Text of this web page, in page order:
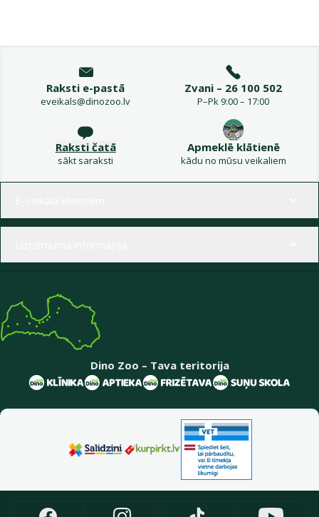
Raksti e-pastā
eveikals@dinozoo.lv
Zvani – 26 100 502
P–Pk 9:00 – 17:00
Raksti čatā
sākt saraksti
Apmeklē klātienē
kādu no mūsu veikaliem
Dino Zoo – Tava teritorija